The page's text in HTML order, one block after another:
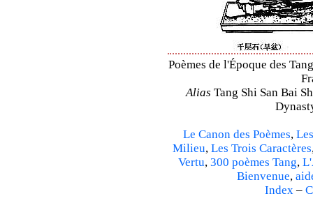
Poèmes de l'Époque des
Alias Tang Shi San Bai
Le Canon des Poèmes,
Milieu, Les Trois Caractères
Vertu, 300 poèmes Tang,
Bienvenue,
Index–